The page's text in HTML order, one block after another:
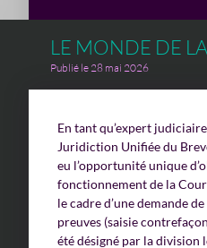
LE MONDE DE
Publié le 28 mai 2026
En tant qu’expert
Juridiction Unifiée du
eu l’opportunité unique
fonctionnement de la
le cadre d’une demande
preuves (saisie
été désigné par la division